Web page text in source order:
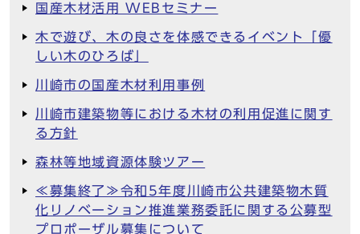
国産木材活用 WEBセミナー
木で遊び、木の良さを体感できるイベント「優
しい木のひろば」
川崎市の国産木材利用事例
川崎市建築物等における木材の利用促進に関す
る方針
森林等地域資源体験ツアー
≪募集終了≫令和5年度川崎市公共建築物木質
化リノベーション推進業務委託に関する公募型
プロポーザル募集について